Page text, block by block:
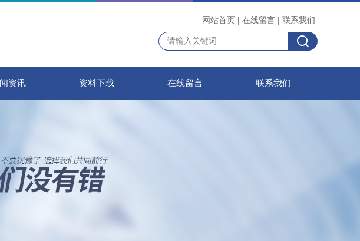
网站首页 | 在线留言 | 联系我们
资讯 资料下载 在线留言 联系我们